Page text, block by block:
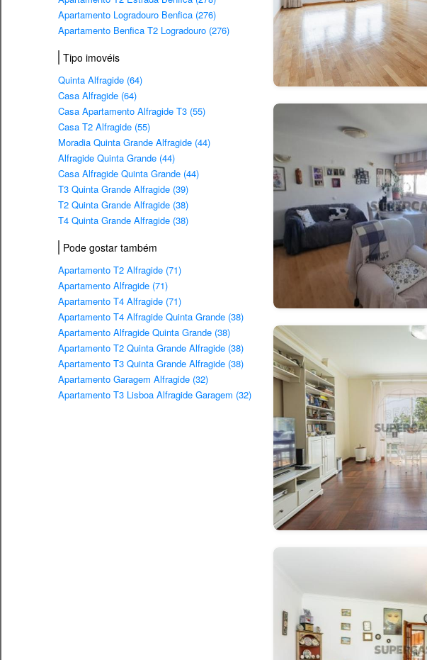
Apartamento Logradouro Benfica (276)
Apartamento Benfica T2 Logradouro (276)
Tipo imovéis
Quinta Alfragide (64)
Casa Alfragide (64)
Casa Apartamento Alfragide T3 (55)
Casa T2 Alfragide (55)
Moradia Quinta Grande Alfragide (44)
Alfragide Quinta Grande (44)
Casa Alfragide Quinta Grande (44)
T3 Quinta Grande Alfragide (39)
T2 Quinta Grande Alfragide (38)
T4 Quinta Grande Alfragide (38)
Pode gostar também
Apartamento T2 Alfragide (71)
Apartamento Alfragide (71)
Apartamento T4 Alfragide (71)
Apartamento T4 Alfragide Quinta Grande (38)
Apartamento Alfragide Quinta Grande (38)
Apartamento T2 Quinta Grande Alfragide (38)
Apartamento T3 Quinta Grande Alfragide (38)
Apartamento Garagem Alfragide (32)
Apartamento T3 Lisboa Alfragide Garagem (32)